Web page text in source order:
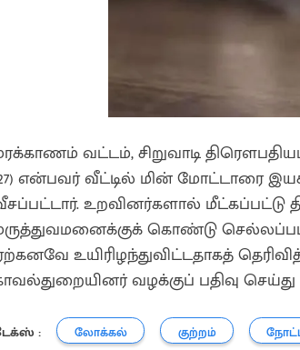
வட்டம், சிறுவாடி
என்பவர் வீட்டில் மின் மோட்டாரை
உறவினர்களால்
கொண்டு
உயிரிழந்துவிட்டதாகத்
வழக்குப் பதிவு
: லோக்கல் குற்றம்